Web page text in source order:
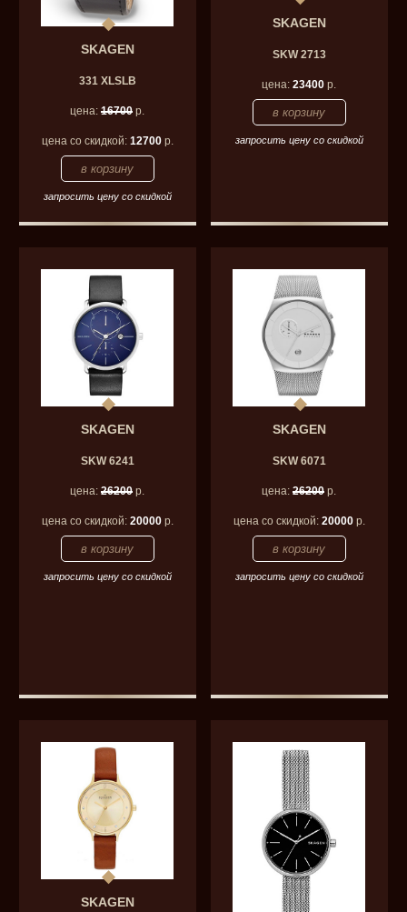
SKAGEN
331 XLSLB
цена:16700 р.
цена со скидкой: 12700р.
запросить цену со скидкой
SKAGEN
SKW 2713
цена:23400 р.
запросить цену со скидкой
SKAGEN
SKW 6241
цена:26200 р.
цена со скидкой: 20000р.
запросить цену со скидкой
SKAGEN
SKW 6071
цена:26200 р.
цена со скидкой: 20000р.
запросить цену со скидкой
SKAGEN